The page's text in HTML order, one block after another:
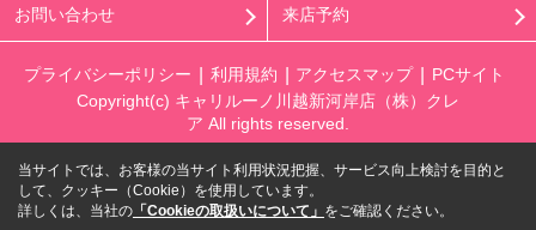
お問い合わせ 来店予約
プライバシーポリシー 利用規約 アクセスマップ
PCサイト
Copyright(c) キャリルーノ川越新河岸店（株）クレ
ア All rights reserved.
当サイトでは、お客様の当サイト利用状況把握、サービス向上検討を目的と
して、クッキー（Cookie）を使用しています。
詳しくは、当社の 「Cookieの取扱いについて」 をご確認ください。